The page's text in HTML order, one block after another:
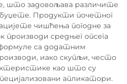
што задовољава различите
Продукти почетног
чишћења погодне за
средњег опсега
са додатним
иако скупљи, често
као што су
апликатори.